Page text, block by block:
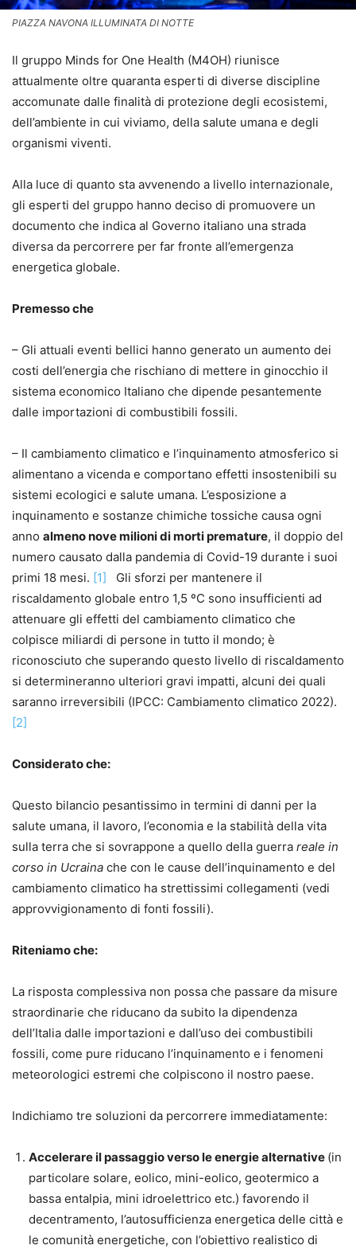
PIAZZA NAVONA ILLUMINATA DI NOTTE
Il gruppo Minds for One Health (M4OH) riunisce
attualmente oltre quaranta esperti di diverse discipline
accomunate dalle finalità di protezione degli ecosistemi,
dell’ambiente in cui viviamo, della salute umana e degli
organismi viventi.
Alla luce di quanto sta avvenendo a livello internazionale,
gli esperti del gruppo hanno deciso di promuovere un
documento che indica al Governo italiano una strada
diversa da percorrere per far fronte all’emergenza
energetica globale.
Premesso che
– Gli attuali eventi bellici hanno generato un aumento dei
costi dell’energia che rischiano di mettere in ginocchio il
sistema economico Italiano che dipende pesantemente
dalle importazioni di combustibili fossili.
– Il cambiamento climatico e l’inquinamento atmosferico si
alimentano a vicenda e comportano effetti insostenibili su
sistemi ecologici e salute umana. L’esposizione a
inquinamento e sostanze chimiche tossiche causa ogni
anno almeno nove milioni di morti premature, il doppio del
numero causato dalla pandemia di Covid-19 durante i suoi
primi 18 mesi. [1] Gli sforzi per mantenere il
riscaldamento globale entro 1,5 ºC sono insufficienti ad
attenuare gli effetti del cambiamento climatico che
colpisce miliardi di persone in tutto il mondo; è
riconosciuto che superando questo livello di riscaldamento
si determineranno ulteriori gravi impatti, alcuni dei quali
saranno irreversibili (IPCC: Cambiamento climatico 2022).
[2]
Considerato che:
Questo bilancio pesantissimo in termini di danni per la
salute umana, il lavoro, l’economia e la stabilità della vita
sulla terra che si sovrappone a quello della guerra reale in
corso in Ucraina che con le cause dell’inquinamento e del
cambiamento climatico ha strettissimi collegamenti (vedi
approvvigionamento di fonti fossili).
Riteniamo che:
La risposta complessiva non possa che passare da misure
straordinarie che riducano da subito la dipendenza
dell’Italia dalle importazioni e dall’uso dei combustibili
fossili, come pure riducano l’inquinamento e i fenomeni
meteorologici estremi che colpiscono il nostro paese.
Indichiamo tre soluzioni da percorrere immediatamente:
Accelerare il passaggio verso le energie alternative (in
particolare solare, eolico, mini-eolico, geotermico a
bassa entalpia, mini idroelettrico etc.) favorendo il
decentramento, l’autosufficienza energetica delle città e
le comunità energetiche, con l’obiettivo realistico di